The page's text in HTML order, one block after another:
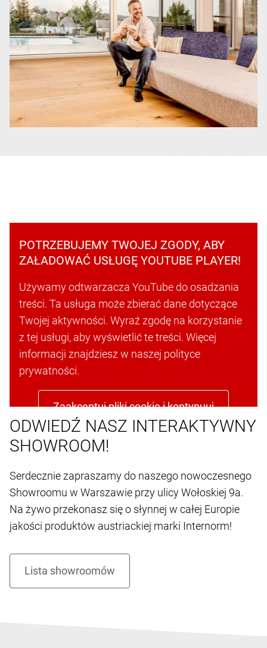
POTRZEBUJEMY TWOJEJ ZGODY, ABY
ZAŁADOWAĆ USŁUGĘ YOUTUBE PLAYER!
Używamy odtwarzacza YouTube do osadzania
treści. Ta usługa może zbierać dane dotyczące
Twojej aktywności. Wyraź zgodę na korzystanie
z tej usługi, aby wyświetlić te treści. Więcej
informacji znajdziesz w naszej polityce
prywatności.
Zaakceptuj pliki cookie i kontynuuj
ODWIEDŹ NASZ INTERAKTYWNY
SHOWROOM!
Serdecznie zapraszamy do naszego nowoczesnego
Showroomu w Warszawie przy ulicy Wołoskiej 9a.
Na żywo przekonasz się o słynnej w całej Europie
jakości produktów austriackiej marki Internorm!